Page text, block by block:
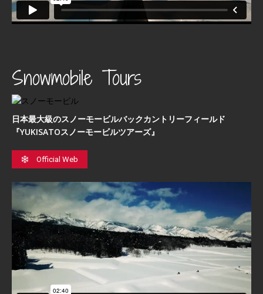
Snowmobile Tours
日本最⼤級のスノーモービルバックカントリーフィールド
『YUKISATOスノーモービルツアーズ』
Official Web